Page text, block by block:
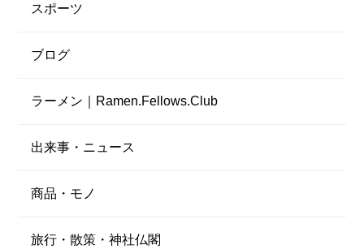
スポーツ
ブログ
ラーメン｜Ramen.Fellows.Club
出来事・ニュース
商品・モノ
旅行・散策・神社仏閣